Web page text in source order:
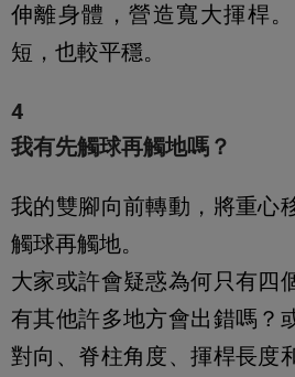
伸離身體，營造寬大揮桿
短，也較平穩。
4
我有先觸球再觸地嗎？
我的雙腳向前轉動，將重心
觸球再觸地。
大家或許會疑惑為何只有四
有其他許多地方會出錯嗎？
對向、脊柱角度、揮桿長度